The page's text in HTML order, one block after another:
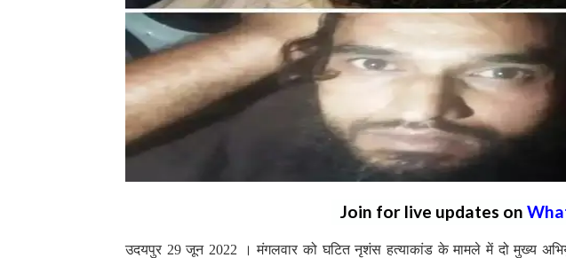
Join for live updates on
उदयपुर 29 जून 2022 । मंगलवार को घटित नृशंस हत्याकांड के मामले में दो मुख्य